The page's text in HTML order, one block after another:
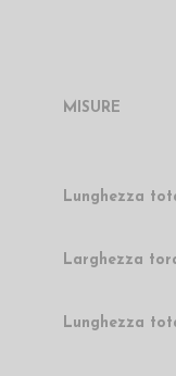
MISURE
Lunghezza
Larghezza
Lunghezza